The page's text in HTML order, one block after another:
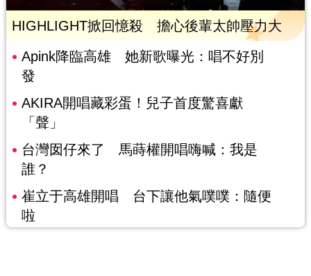
HIGHLIGHT掀回憶殺 擔心後輩太帥壓力大
Apink降臨高雄 她新歌曝光：唱不好別
發
AKIRA開唱藏彩蛋！兒子首度驚喜獻
「聲」
台灣囡仔來了 馬蒔權開唱嗨喊：我是
誰？
崔立于高雄開唱 台下讓他氣噗噗：隨便
啦